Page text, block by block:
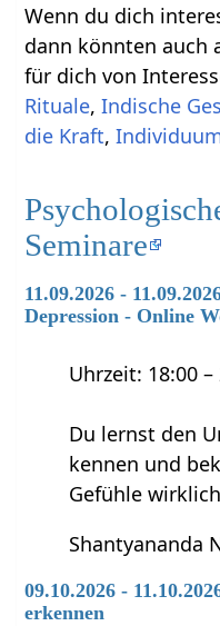
Wenn du dich
dann könnten auch
für dich von
Rituale,Indische
die Kraft,
Seminare
11.09.2026 -
Depression - Online
Uhrzeit: 18:00
Du lernst den
kennen und
Gefühle
Shantyananda
09.10.2026 -
erkennen